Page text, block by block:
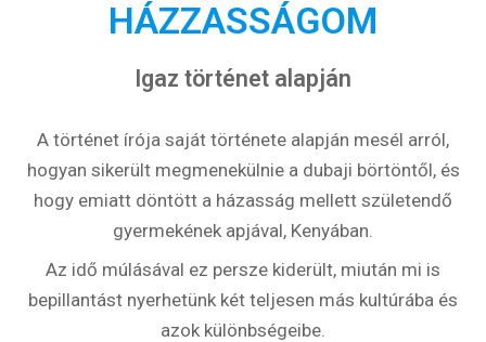
HÁZZASSÁGOM
Igaz történet alapján
A történet írója saját története alapján mesél arról,
hogyan sikerült megmenekülnie a dubaji börtöntől, és
hogy emiatt döntött a házasság mellett születendő
gyermekének apjával, Kenyában.
Az idő múlásával ez persze kiderült, miután mi is
bepillantást nyerhetünk két teljesen más kultúrába és
azok különbségeibe.